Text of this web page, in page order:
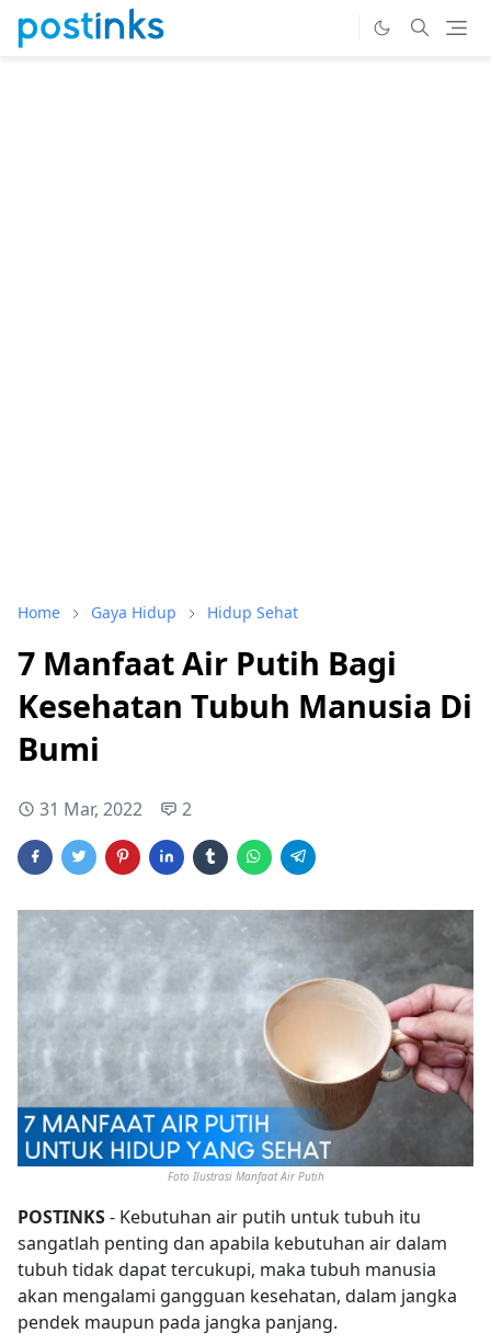
Home Gaya Hidup Hidup Sehat
7 Manfaat Air Putih Bagi
Kesehatan Tubuh Manusia Di
Bumi
31 Mar, 2022 2
Foto Ilustrasi Manfaat Air Putih
POSTINKS- Kebutuhan air putih untuk tubuh itu
sangatlah penting dan apabila kebutuhan air dalam
tubuh tidak dapat tercukupi, maka tubuh manusia
akan mengalami gangguan kesehatan, dalam jangka
pendek maupun pada jangka panjang.